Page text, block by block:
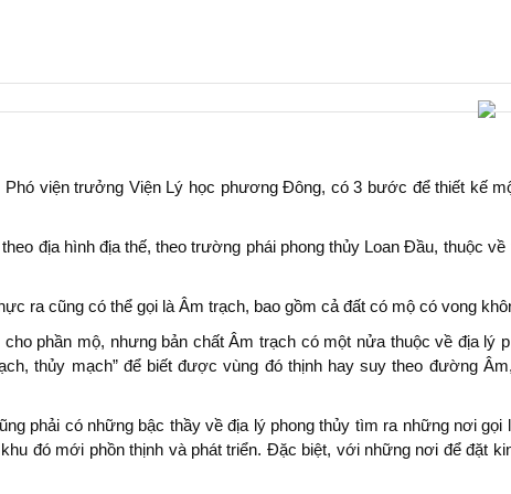
Phó viện trưởng Viện Lý học phương Đông, có 3 bước để thiết kế
địa hình địa thế, theo trường phái phong thủy Loan Đầu, thuộc về
ra cũng có thể gọi là Âm trạch, bao gồm cả đất có mộ có vong
phần mộ, nhưng bản chất Âm trạch có một nửa thuộc về địa lý
thủy mạch” để biết được vùng đó thịnh hay suy theo đường
phải có những bậc thầy về địa lý phong thủy tìm ra những nơi gọi
đó mới phồn thịnh và phát triển. Đặc biệt, với những nơi để đặt